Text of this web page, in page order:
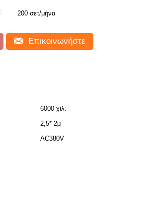
200 σετ/μήνα
Επικοινωνήστε
6000 χιλ.
2,5* 2μ
AC380V